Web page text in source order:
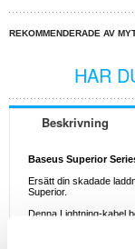
REKOMMENDERADE AV
HAR
Beskrivning
Baseus Superior
Ersätt din skadade
Superior.
Denna Lightning-kabel
säker prestanda och